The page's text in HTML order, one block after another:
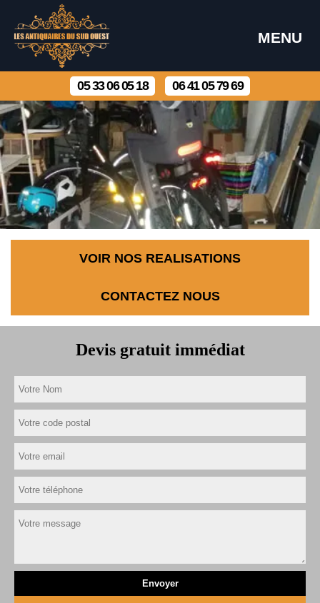
MENU
05 33 06 05 18 06 41 05 79 69
VOIR NOS REALISATIONS
CONTACTEZ NOUS
Devis gratuit immédiat